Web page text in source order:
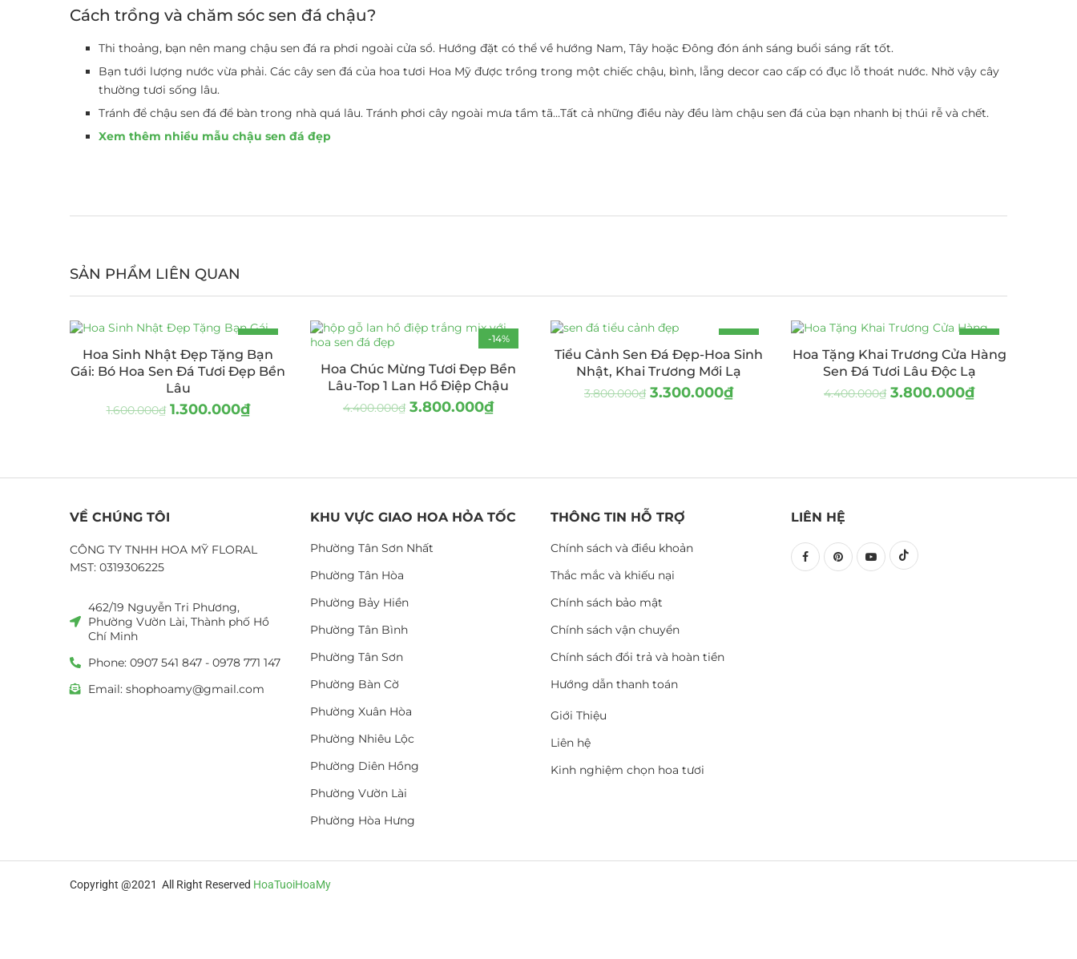
Cách trồng và chăm sóc sen đá chậu?
Thi thoảng, bạn nên mang chậu sen đá ra phơi ngoài cửa sổ. Hướng đặt có thể về hướng Nam, Tây hoặc Đông đón ánh sáng buổi sáng rất tốt.
Bạn tưới lượng nước vừa phải. Các cây sen đá của hoa tươi Hoa Mỹ được trồng trong một chiếc chậu, bình, lẵng decor cao cấp có đục lỗ thoát nước. Nhờ vậy cây
thường tươi sống lâu.
Tránh để chậu sen đá để bàn trong nhà quá lâu. Tránh phơi cây ngoài mưa tầm tã…Tất cả những điều này đều làm chậu sen đá của bạn nhanh bị thúi rễ và chết.
Xem thêm nhiều mẫu chậu sen đá đẹp
SẢN PHẨM LIÊN QUAN
-19%
Hoa Sinh Nhật Đẹp Tặng Bạn
Gái: Bó Hoa Sen Đá Tươi Đẹp Bền
Lâu
1.600.000₫ 1.300.000₫
-14%
Hoa Chúc Mừng Tươi Đẹp Bền
Lâu-Top 1 Lan Hồ Điệp Chậu
4.400.000₫ 3.800.000₫
-13%
Tiểu Cảnh Sen Đá Đẹp-Hoa Sinh
Nhật, Khai Trương Mới Lạ
3.800.000₫ 3.300.000₫
-14%
Hoa Tặng Khai Trương Cửa Hàng
Sen Đá Tươi Lâu Độc Lạ
4.400.000₫ 3.800.000₫
VỀ CHÚNG TÔI
CÔNG TY TNHH HOA MỸ FLORAL
MST: 0319306225
462/19 Nguyễn Tri Phương,
Phường Vườn Lài, Thành phố Hồ
Chí Minh
Phone: 0907 541 847 - 0978 771 147
Email: shophoamy@gmail.com
KHU VỰC GIAO HOA HỎA TỐC
Phường Tân Sơn Nhất
Phường Tân Hòa
Phường Bảy Hiền
Phường Tân Bình
Phường Tân Sơn
Phường Bàn Cờ
Phường Xuân Hòa
Phường Nhiêu Lộc
Phường Diên Hồng
Phường Vườn Lài
Phường Hòa Hưng
THÔNG TIN HỖ TRỢ
Chính sách và điều khoản
Thắc mắc và khiếu nại
Chính sách bảo mật
Chính sách vận chuyển
Chính sách đổi trả và hoàn tiền
Hướng dẫn thanh toán
Giới Thiệu
Liên hệ
Kinh nghiệm chọn hoa tươi
LIÊN HỆ
Copyright @2021 All Right Reserved HoaTuoiHoaMy